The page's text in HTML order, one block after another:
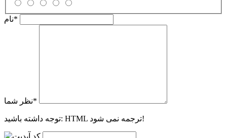
نام*
نظر شما*
توجه داشته باشید: HTML ترجمه نمی شود!